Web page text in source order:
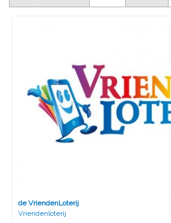
de VriendenLoterij
Vriendenloterij